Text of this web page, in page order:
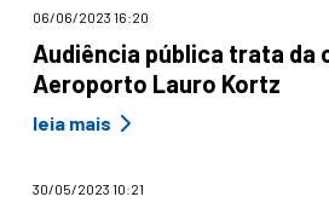
06/06/2023 16:20
Audiência pública trata da
Aeroporto Lauro Kortz
leia mais
30/05/2023 10:21